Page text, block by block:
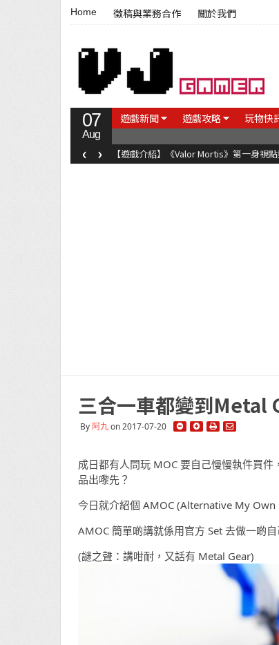
Home 徵稿與業務合作 關於我們
07
Aug
遊戲新聞 遊戲攻略 玩物快
【遊戲介紹】《Valor Mortis》第一身視
‹ ›
三合一車都變到Metal
By 阿九on 2017-07-20
成日都有人問玩 MOC 要自己慢慢執件買
品出嚟先？
今日就介紹個 AMOC (Alternative My Own
AMOC 簡單啲講就係用官方 Set 去做一啲
(謎之聲：講咁耐，又話有 Metal Gear)